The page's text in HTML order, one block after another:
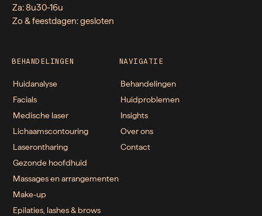
Za: 8u30-16u
Zo & feestdagen: gesloten
BEHANDELINGEN
Huidanalyse
Facials
Medische laser
Lichaamscontouring
Laserontharing
Gezonde hoofdhuid
Massages en arrangementen
Make-up
Epilaties, lashes & brows
NAVIGATIE
Behandelingen
Huidproblemen
Insights
Over ons
Contact